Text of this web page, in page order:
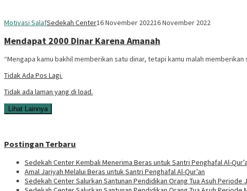
Motivasi SalafSedekah Center16 November 202216 November 2022
Mendapat 2000 Dinar Karena Amanah
“Mengapa kamu bakhil memberikan satu dinar, tetapi kamu malah memberikan
Tidak Ada Pos Lagi.
Tidak ada laman yang di load.
Lihat Lainnya
Postingan Terbaru
Sedekah Center Kembali Menerima Beras untuk Santri Penghafal Al-
Amal Jariyah Melalui Beras untuk Santri Penghafal Al-Qur’an
Sedekah Center Salurkan Santunan Pendidikan Orang Tua Asuh Periode